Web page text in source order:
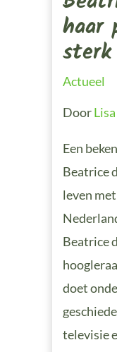
haar
Actueel
DoorLisa
Een
Beatrice
leven
Beatrice
doet
televisie
Samen
In
Werk
En
Leven